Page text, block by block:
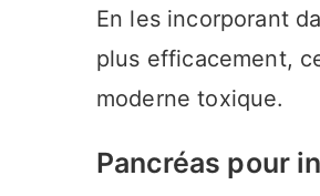
En les incorporant
plus efficacement,
moderne toxique.
Pancréas pour